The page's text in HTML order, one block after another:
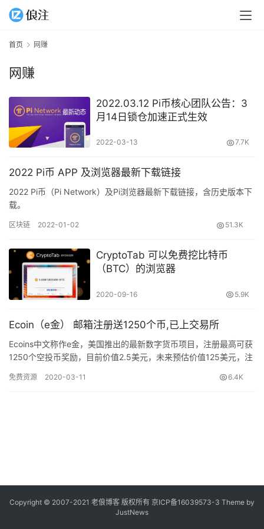
首页 网赚
网赚
2022.03.12 Pi币核心团队公告：3
月14日锁仓加速正式生效
2022-03-13 7.7K
2022 Pi币 APP 及浏览器最新下载链接
2022 Pi币（Pi Network）及Pi浏览器最新下载链接，含历史版本下
载。
区块链 2022-01-02 51.3K
CryptoTab 可以免费挖比特币
（BTC）的浏览器
2020-09-16 5.9K
Ecoin（e金） 邮箱注册送1250个币,已上交易所
Ecoins中文称作e金，美国推出的最新数字货币项目，注册最高可获
1250个空投币奖励，目前价值2.5美元，未来预估价值125美元，注
免费资源 2020-03-11 6.4K
Copyright © 2007-2021 老俍博客 版权所有 京ICP备16039573-3 Theme by
JustNews